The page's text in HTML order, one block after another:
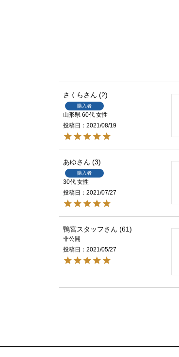
さくら 2
購入者
山形県 60代 女性
投稿日
2021/08/19
あゆ 3
購入者
30代 女性
投稿日
2021/07/27
鴨宮スタッフ 61
非公開
投稿日
2021/05/27